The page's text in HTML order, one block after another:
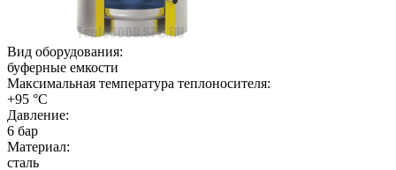
Вид оборудования:
буферные емкости
Максимальная температура теплоносителя:
+95 °C
Давление:
6 бар
Материал:
сталь